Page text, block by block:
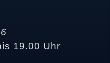
19.00 Uhr